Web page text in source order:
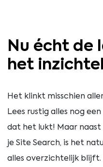
Nu écht de
het
Het klinkt misschien
Lees rustig alles nog
dat het lukt! Maar naast
je Site Search, is het
alles overzichtelijk blijft.